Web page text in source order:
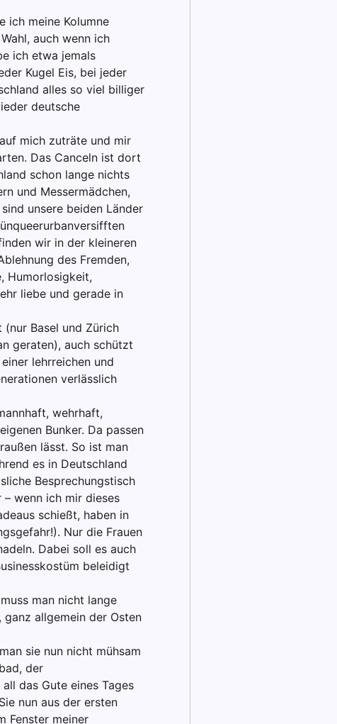
ich meine Kolumne
auch wenn ich
ich etwa jemals
Kugel Eis, bei jeder
alles so viel billiger
deutsche
mich zuträte und mir
Das Canceln ist dort
schon lange nichts
und Messermädchen,
unsere beiden Länder
wir in der kleineren
des Fremden,
Humorlosigkeit,
liebe und gerade in
Basel und Zürich
geraten), auch schützt
lehrreichen und
verlässlich
wehrhaft,
Bunker. Da passen
lässt. So ist man
es in Deutschland
Besprechungstisch
wenn ich mir dieses
schießt, haben in
Nur die Frauen
Dabei soll es auch
beleidigt
man nicht lange
ganz allgemein der Osten
sie nun nicht mühsam
der
das Gute eines Tages
nun aus der ersten
Fenster meiner